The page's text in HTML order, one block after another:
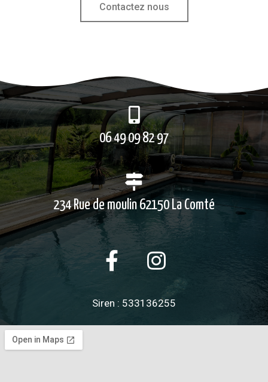
Contactez nous
06 49 09 82 97
234 Rue de moulin 62150 La Comté
Siren : 533136255